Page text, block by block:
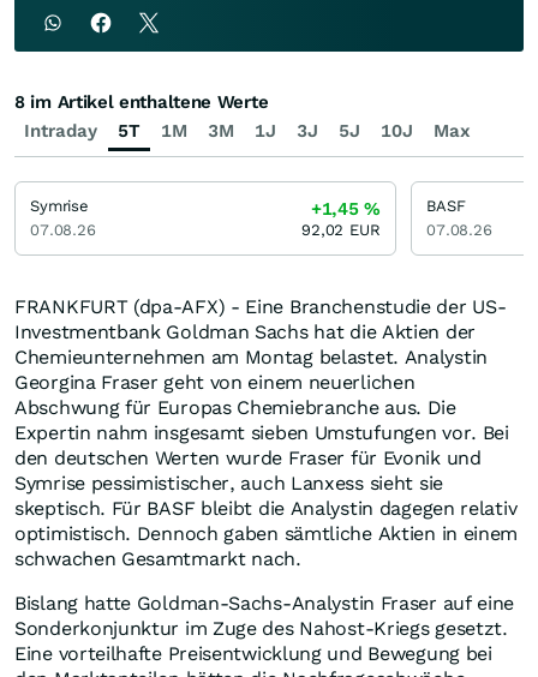
FRANKFURT (dpa-AFX) - Eine Branchenstudie der US-
Investmentbank Goldman Sachs hat die Aktien der
Chemieunternehmen am Montag belastet. Analystin
Georgina Fraser geht von einem neuerlichen
Abschwung für Europas Chemiebranche aus. Die
Expertin nahm insgesamt sieben Umstufungen vor. Bei
den deutschen Werten wurde Fraser für Evonik und
Symrise pessimistischer, auch Lanxess sieht sie
skeptisch. Für BASF bleibt die Analystin dagegen relativ
optimistisch. Dennoch gaben sämtliche Aktien in einem
schwachen Gesamtmarkt nach.
Bislang hatte Goldman-Sachs-Analystin Fraser auf eine
Sonderkonjunktur im Zuge des Nahost-Kriegs gesetzt.
Eine vorteilhafte Preisentwicklung und Bewegung bei
Intraday 5T 1M 3M 1J 3J 5J 10J Max
8 im Artikel enthaltene Werte
Symrise
07.08.26
+1,45%
92,02 EUR
BASF
07.08.26